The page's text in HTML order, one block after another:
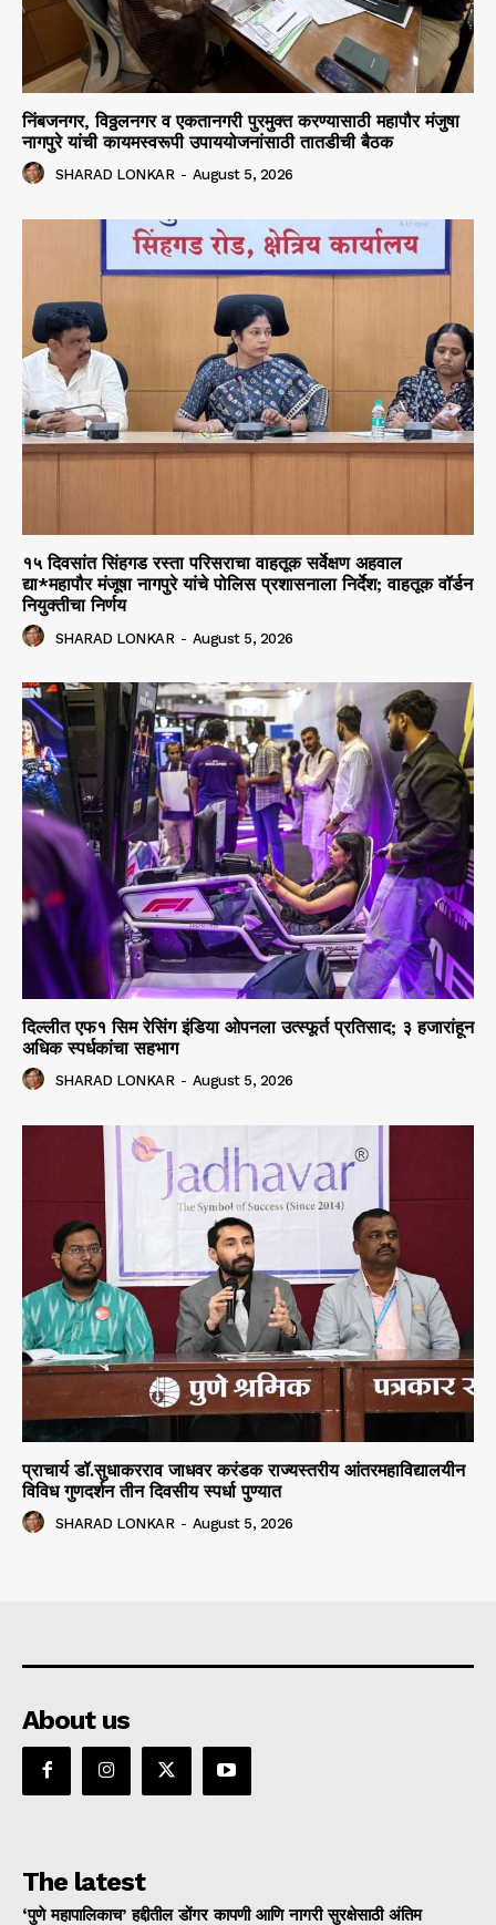
निंबजनगर, विठ्ठलनगर व एकतानगरी पुरमुक्त करण्यासाठी महापौर मंजुषा
नागपुरे यांची कायमस्वरूपी उपाययोजनांसाठी तातडीची बैठक
SHARAD LONKAR - August 5, 2026
१५ दिवसांत सिंहगड रस्ता परिसराचा वाहतूक सर्वेक्षण अहवाल
द्या*महापौर मंजूषा नागपुरे यांचे पोलिस प्रशासनाला निर्देश; वाहतूक वॉर्डन
नियुक्तीचा निर्णय
SHARAD LONKAR - August 5, 2026
दिल्लीत एफ१ सिम रेसिंग इंडिया ओपनला उत्स्फूर्त प्रतिसाद; ३ हजारांहून
अधिक स्पर्धकांचा सहभाग
SHARAD LONKAR - August 5, 2026
प्राचार्य डॉ.सुधाकरराव जाधवर करंडक राज्यस्तरीय आंतरमहाविद्यालयीन
विविध गुणदर्शन तीन दिवसीय स्पर्धा पुण्यात
SHARAD LONKAR - August 5, 2026
About us
The latest
‘पुणे महापालिकाच’ हद्दीतील डोंगर कापणी आणि नागरी सुरक्षेसाठी अंतिम